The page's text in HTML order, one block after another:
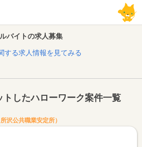
バイトの求人募集
する求人情報を見てみる
トしたハローワーク案件一覧
沢公共職業安定所）